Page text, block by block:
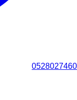
0528027460